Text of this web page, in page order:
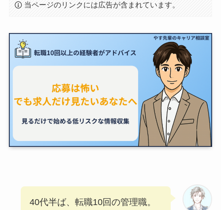
当ページのリンクには広告が含まれています。
40代半ば、転職10回の管理職。